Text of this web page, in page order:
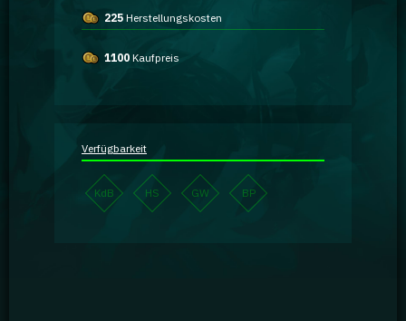
225 Herstellungskosten
1100 Kaufpreis
Verfügbarkeit
KdB HS GW BP